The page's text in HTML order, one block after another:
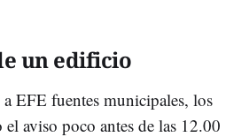
un edificio
EFE fuentes municipales, los
aviso poco antes de las 12.00